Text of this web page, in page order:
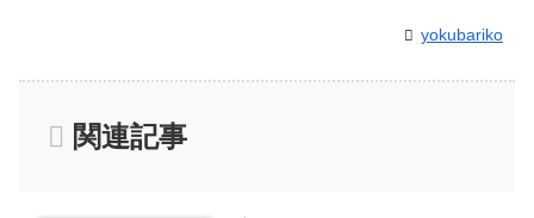
yokubariko
関連記事